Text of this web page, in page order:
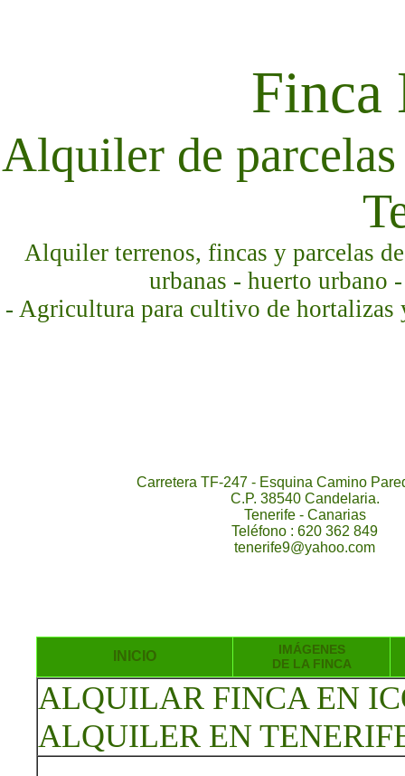
Finca
Alquiler de
Alquiler terrenos, fincas y parcelas
urbanas - huerto urbano
- Agricultura para cultivo de hortalizas
Carretera TF-247 - Esquina Camino
C.P. 38540 Candelaria.
Tenerife - Canarias
Teléfono : 620 362 849
tenerife9@yahoo.com
INICIO
IMÁGENES
DE LA FINCA
ALQUILAR FINCA EN
ALQUILER EN